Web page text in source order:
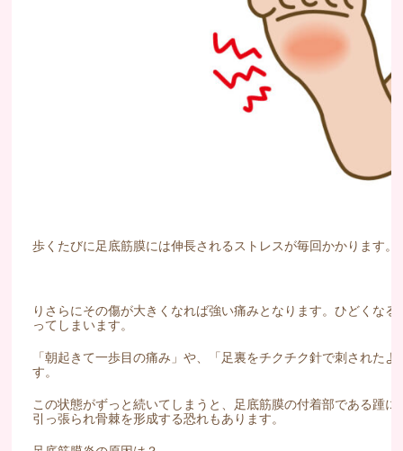
歩くたびに足底筋膜には伸長されるストレスが毎回かかります
りさらにその傷が大きくなれば強い痛みとなります。ひどくな
ってしまいます。
「朝起きて一歩目の痛み」や、「足裏をチクチク針で刺された
す。
この状態がずっと続いてしまうと、足底筋膜の付着部である踵
引っ張られ骨棘を形成する恐れもあります。